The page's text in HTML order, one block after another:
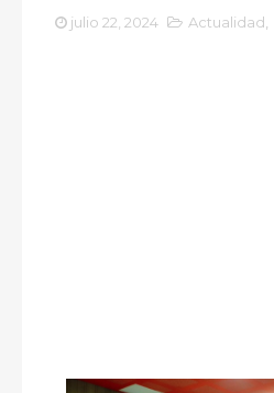
julio 22, 2024 Actualidad